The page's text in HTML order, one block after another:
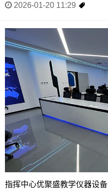
2026-01-20 11:29
指挥中心优聚盛教学仪器设备